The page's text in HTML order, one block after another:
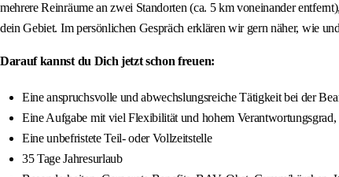
mehrere Reinräume an zwei Standorten (ca. 5 km voneinander
dein Gebiet. Im persönlichen Gespräch erklären wir gern näher, wie
Darauf kannst du Dich jetzt schon freuen:
Eine anspruchsvolle und abwechslungsreiche Tätigkeit bei der
Eine Aufgabe mit viel Flexibilität und hohem
Eine unbefristete Teil- oder Vollzeitstelle
35 Tage Jahresurlaub